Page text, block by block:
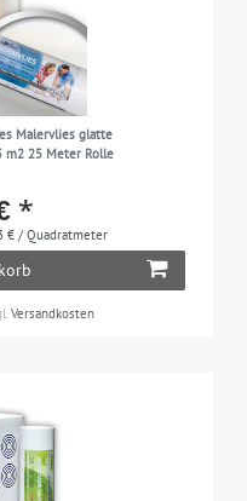
Malervlies glatte
m2 25 Meter Rolle
*
€ / Quadratmeter
Versandkosten